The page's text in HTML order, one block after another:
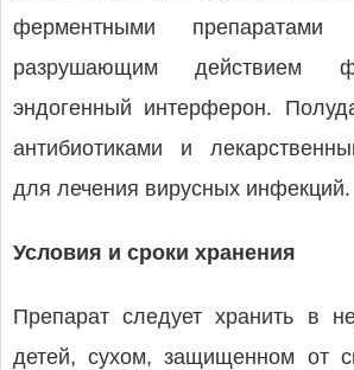
ферментными
разрушающим действием
эндогенный интерферон.
антибиотиками и
для лечения вирусных инфекций.
Условия и сроки хранения
Препарат следует хранить в
детей, сухом, защищенном от